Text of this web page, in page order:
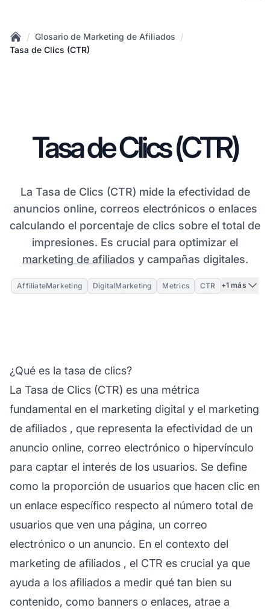
Home
/ Glosario de Marketing de Afiliados /
Tasa de Clics (CTR)
Tasa de Clics (CTR)
La Tasa de Clics (CTR) mide la efectividad de
anuncios online, correos electrónicos o enlaces
calculando el porcentaje de clics sobre el total de
impresiones. Es crucial para optimizar el
marketing de afiliados y campañas digitales.
AffiliateMarketing DigitalMarketing Metrics CTR +1 más
¿Qué es la tasa de clics?
La Tasa de Clics (CTR) es una métrica
fundamental en el marketing digital y el marketing
de afiliados , que representa la efectividad de un
anuncio online, correo electrónico o hipervínculo
para captar el interés de los usuarios. Se define
como la proporción de usuarios que hacen clic en
un enlace específico respecto al número total de
usuarios que ven una página, un correo
electrónico o un anuncio. En el contexto del
marketing de afiliados , el CTR es crucial ya que
ayuda a los afiliados a medir qué tan bien su
contenido, como banners o enlaces, atrae a